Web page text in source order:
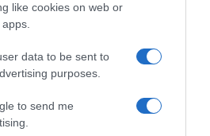
like cookies on web or
data to be sent to
purposes.
to send me